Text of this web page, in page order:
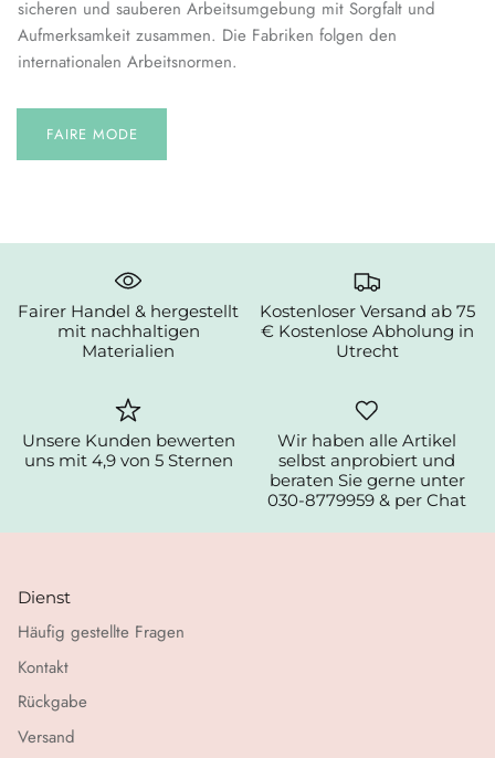
sicheren und sauberen Arbeitsumgebung mit Sorgfalt und
Aufmerksamkeit zusammen. Die Fabriken folgen den
internationalen Arbeitsnormen.
FAIRE MODE
Fairer Handel & hergestellt
mit nachhaltigen
Materialien
Kostenloser Versand ab 75
€ Kostenlose Abholung in
Utrecht
Unsere Kunden bewerten
uns mit 4,9 von 5 Sternen
Wir haben alle Artikel
selbst anprobiert und
beraten Sie gerne unter
030-8779959 & per Chat
Dienst
Häufig gestellte Fragen
Kontakt
Rückgabe
Versand